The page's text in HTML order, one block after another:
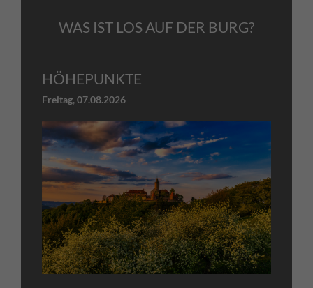
WAS IST LOS AUF DER BURG?
HÖHEPUNKTE
Freitag,07.08.2026